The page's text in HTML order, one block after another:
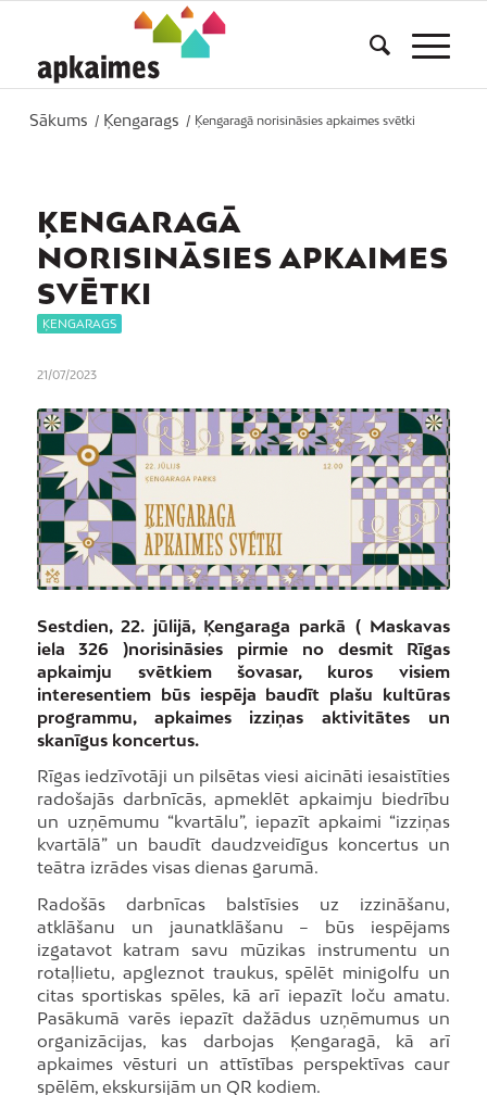
Sākums / Ķengarags / Ķengaragā norisināsies apkaimes svētki
ĶENGARAGĀ
NORISINĀSIES APKAIMES
SVĒTKI
ĶENGARAGS
21/07/2023
Sestdien, 22. jūlijā, Ķengaraga parkā ( Maskavas
iela 326 )norisināsies pirmie no desmit Rīgas
apkaimju svētkiem šovasar, kuros visiem
interesentiem būs iespēja baudīt plašu kultūras
programmu, apkaimes izziņas aktivitātes un
skanīgus koncertus.
Rīgas iedzīvotāji un pilsētas viesi aicināti iesaistīties
radošajās darbnīcās, apmeklēt apkaimju biedrību
un uzņēmumu “kvartālu”, iepazīt apkaimi “izziņas
kvartālā” un baudīt daudzveidīgus koncertus un
teātra izrādes visas dienas garumā.
Radošās darbnīcas balstīsies uz izzināšanu,
atklāšanu un jaunatklāšanu – būs iespējams
izgatavot katram savu mūzikas instrumentu un
rotaļlietu, apgleznot traukus, spēlēt minigolfu un
citas sportiskas spēles, kā arī iepazīt loču amatu.
Pasākumā varēs iepazīt dažādus uzņēmumus un
organizācijas, kas darbojas Ķengaragā, kā arī
apkaimes vēsturi un attīstības perspektīvas caur
spēlēm, ekskursijām un QR kodiem.